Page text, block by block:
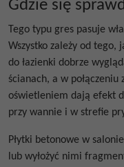
Gdzie się
Tego typu gres pasuje
Wszystko zależy od tego,
do łazienki dobrze
ścianach, a w
oświetleniem dają efekt
przy wannie i w strefie
Płytki betonowe w
lub wyłożyć nimi